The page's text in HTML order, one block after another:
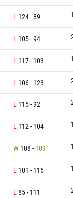
L 124-89
L 105-94
L 117- 103
L 106- 123
L 115-92
L 112 - 104
W 108 - 109
L 101 - 116
L 85- 111